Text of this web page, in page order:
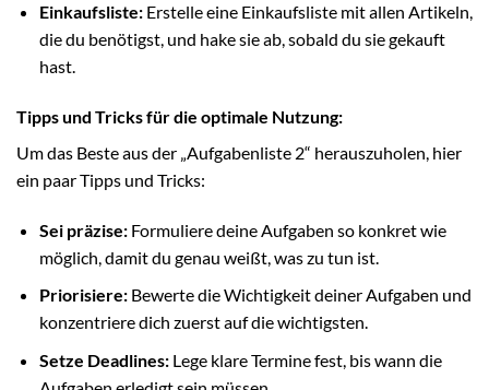
Einkaufsliste:Erstelle eine Einkaufsliste mit allen Artikeln,
die du benötigst, und hake sie ab, sobald du sie gekauft
hast.
Tipps und Tricks für die optimale Nutzung:
Um das Beste aus der „Aufgabenliste 2“ herauszuholen, hier
ein paar Tipps und Tricks:
Sei präzise:Formuliere deine Aufgaben so konkret wie
möglich, damit du genau weißt, was zu tun ist.
Priorisiere:Bewerte die Wichtigkeit deiner Aufgaben und
konzentriere dich zuerst auf die wichtigsten.
Setze Deadlines:Lege klare Termine fest, bis wann die